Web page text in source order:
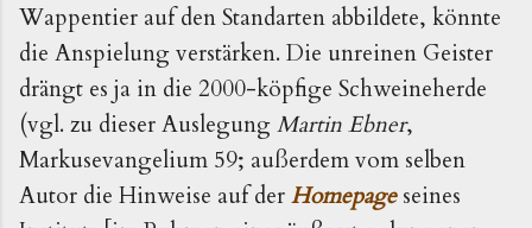
Wappentier auf den Standarten abbildete, könnte
die Anspielung verstärken. Die unreinen Geister
drängt es ja in die 2000-köpfige Schweineherde
(vgl. zu dieser AuslegungMartin Ebner,
Markusevangelium 59; außerdem vom selben
Autor die Hinweise auf derHomepageseines